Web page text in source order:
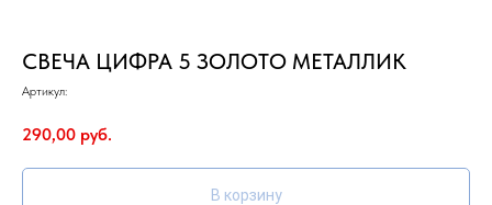
СВЕЧА ЦИФРА 5 ЗОЛОТО МЕТАЛЛИК
Артикул:
290,00 руб.
В корзину